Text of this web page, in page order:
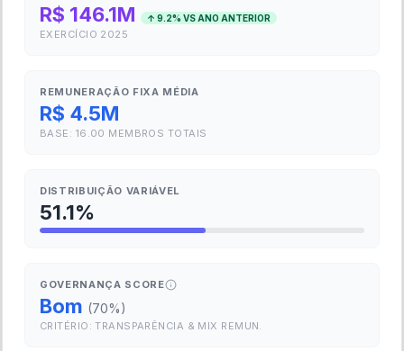
R$ 146.1M ↑ 9.2% VS ANO ANTERIOR
EXERCÍCIO 2025
REMUNERAÇÃO FIXA MÉDIA
R$ 4.5M
BASE: 16.00 MEMBROS TOTAIS
DISTRIBUIÇÃO VARIÁVEL
51.1%
GOVERNANÇA SCORE
Bom (70%)
CRITÉRIO: TRANSPARÊNCIA & MIX REMUN.